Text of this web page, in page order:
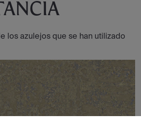
los azulejos que se han utilizado